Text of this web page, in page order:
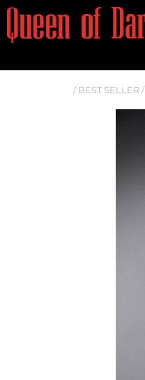
/ BEST SELLER /